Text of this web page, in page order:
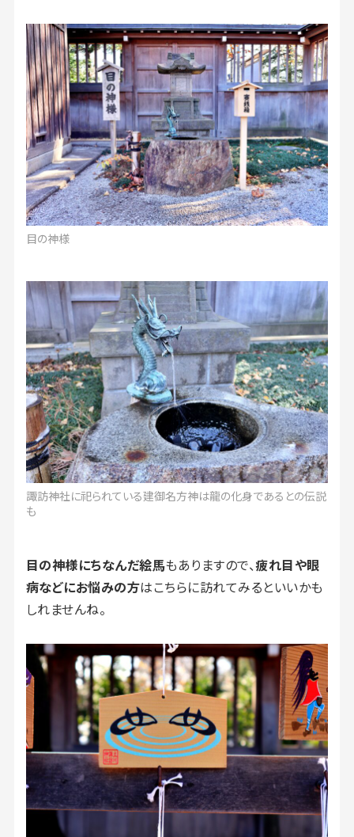
目の神様
諏訪神社に祀られている建御名方神は龍の化身であるとの伝説
も
目の神様にちなんだ絵馬もありますので、疲れ目や眼
病などにお悩みの方はこちらに訪れてみるといいかも
しれませんね。